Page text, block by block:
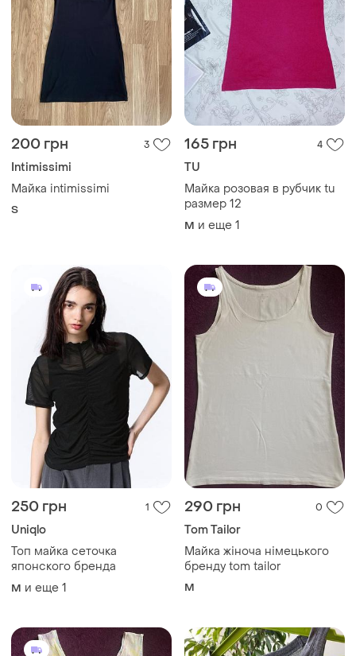
200 грн 3
Intimissimi
Майка intimissimi
S
165 грн 4
TU
Майка розовая в рубчик tu
размер 12
M и еще 1
250 грн 1
Uniqlo
Топ майка сеточка
японского бренда
M и еще 1
290 грн 0
Tom Tailor
Майка жіноча німецького
бренду tom tailor
M